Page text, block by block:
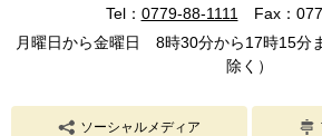
Tel： 0779-88-1111
Fax：
月曜日から金曜日 8時30分から17時15分
除く）
ソーシャルメディア